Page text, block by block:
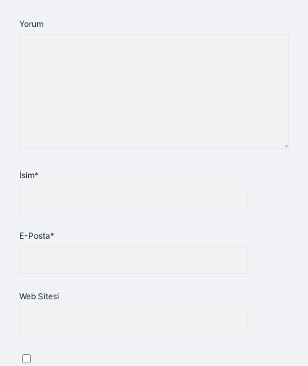
Yorum
İsim*
E-Posta*
Web Sitesi